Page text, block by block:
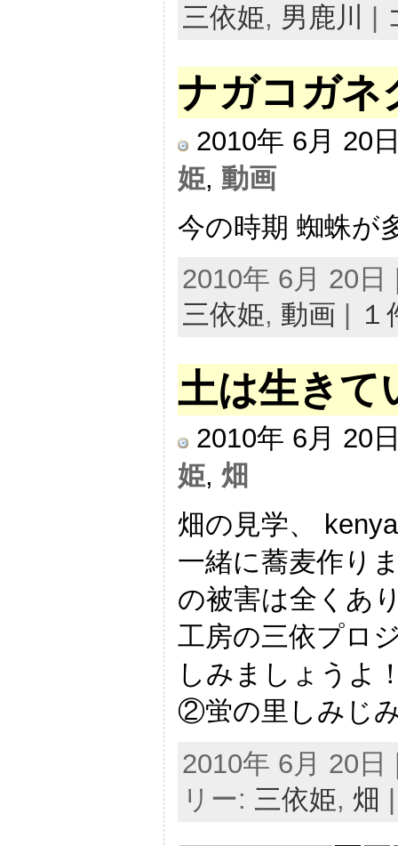
三依姫, 男鹿川
ナガコガネ
2010年 6月 20
姫, 動画
今の時期 蜘蛛
2010年 6月 20
三依姫, 動画
土は生きて
2010年 6月 20
姫, 畑
畑の見学、
一緒に蕎麦作り
の被害は全くあ
工房の三依プロ
しみましょうよ
②蛍の里しみじ
2010年 6月 20
リー: 三依姫, 畑